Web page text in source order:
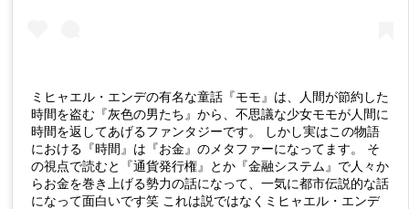
ミヒャエル・エンデの有名な童話『モモ』は、人間が節約した
時間を盗む『灰色の男たち』から、不思議な少女モモが人間に
時間を返してあげるファンタジーです。 しかし実はこの物語
における『時間』は『お金』のメタファーになってます。 そ
の視点で読むと『通貨発行権』とか『金融システム』で人々か
らお金を巻き上げる勢力の話になって、一気に都市伝説的な話
になって面白いです笑 これは説ではなくミヒャエル・エンデ